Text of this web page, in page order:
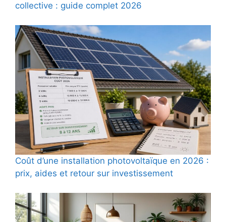
collective : guide complet 2026
Coût d’une installation photovoltaïque en 2026 :
prix, aides et retour sur investissement